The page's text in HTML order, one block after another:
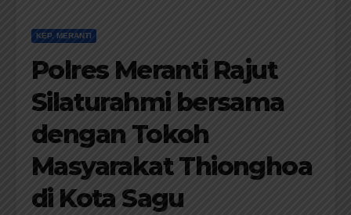
KEP. MERANTI
Polres Meranti Rajut
Silaturahmi bersama
dengan Tokoh
Masyarakat Thionghoa
di Kota Sagu